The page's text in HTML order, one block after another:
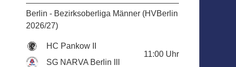
Berlin - Bezirksoberliga Männer (HVBerlin
2026/27)
HC Pankow II
SG NARVA Berlin III
11:00 Uhr